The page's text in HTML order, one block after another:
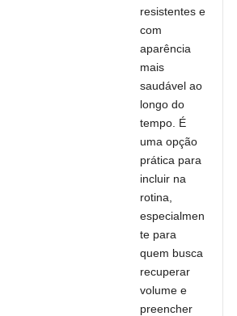
resistentes e
com
aparência
mais
saudável ao
longo do
tempo. É
uma opção
prática para
incluir na
rotina,
especialmen
te para
quem busca
recuperar
volume e
preencher